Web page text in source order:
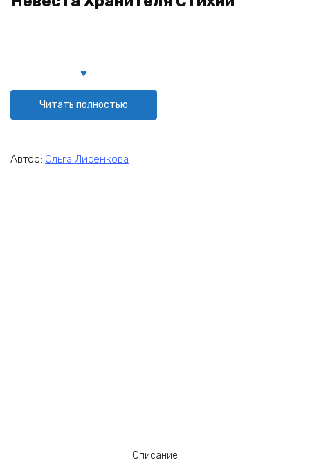
Читать полностью
Автор: Ольга Лисенкова
Описание